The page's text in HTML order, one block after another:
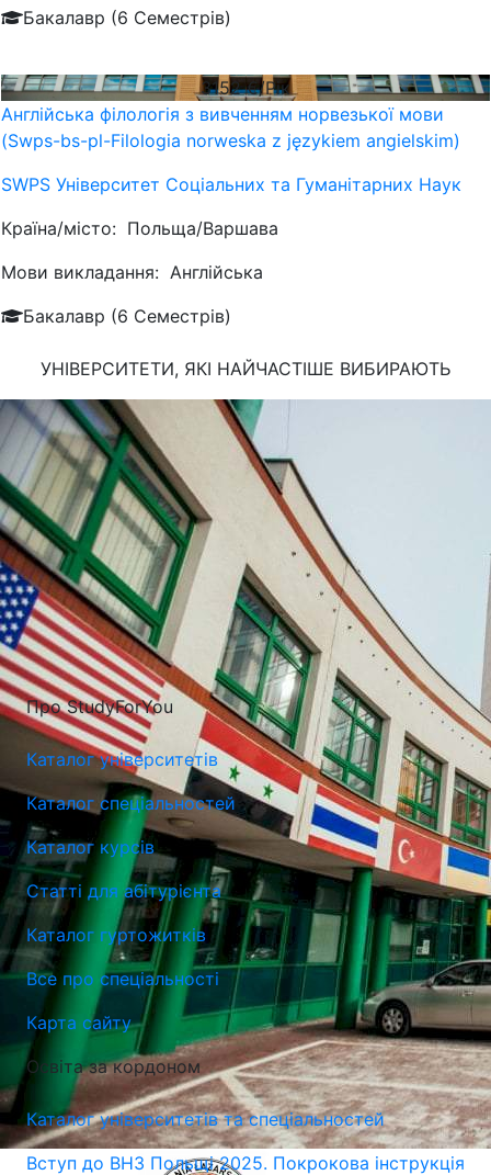
Бакалавр (6 Семестрів)
3152€/Рік
Англійська філологія з вивченням норвезької мови
(Swps-bs-pl-Filologia norweska z językiem angielskim)
SWPS Університет Соціальних та Гуманітарних Наук
Країна/місто: Польща/Варшава
Мови викладання: Англійська
Бакалавр (6 Семестрів)
УНІВЕРСИТЕТИ, ЯКІ НАЙЧАСТІШЕ ВИБИРАЮТЬ
Про StudyForYou
Каталог університетів
Каталог спеціальностей
Каталог курсів
Статті для абітурієнта
Каталог гуртожитків
Все про спеціальності
Карта сайту
Освіта за кордоном
Каталог університетів та спеціальностей
Вступ до ВНЗ Польщі 2025. Покрокова інструкція